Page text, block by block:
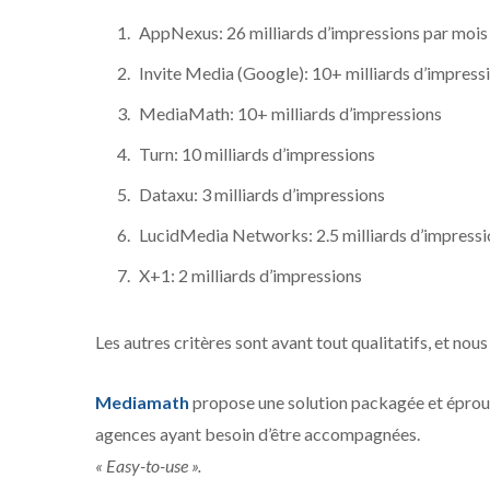
AppNexus: 26 milliards d’impressions par mois
Invite Media (Google): 10+ milliards
MediaMath: 10+ milliards d’impressions
Turn: 10 milliards d’impressions
Dataxu: 3 milliards d’impressions
LucidMedia Networks: 2.5 milliards
X+1: 2 milliards d’impressions
Les autres critères sont avant tout qualitatifs, et
Mediamath propose une solution packagée et
agences ayant besoin d’être accompagnées.
« Easy-to-use ».